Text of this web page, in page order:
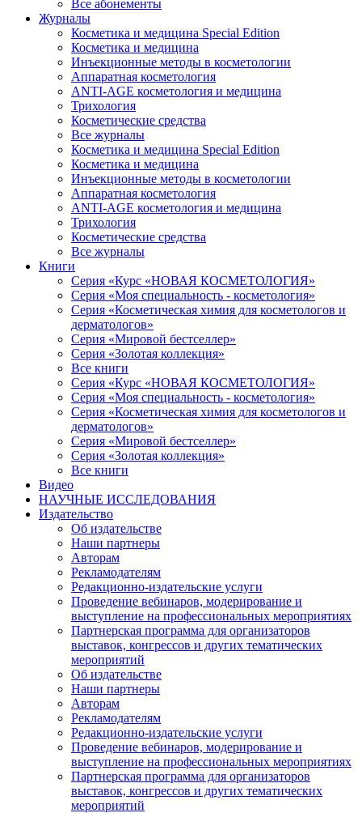
Все абонементы
Журналы
Косметика и медицина Special Edition
Косметика и медицина
Инъекционные методы в косметологии
Аппаратная косметология
ANTI-AGE косметология и медицина
Трихология
Косметические средства
Все журналы
Косметика и медицина Special Edition
Косметика и медицина
Инъекционные методы в косметологии
Аппаратная косметология
ANTI-AGE косметология и медицина
Трихология
Косметические средства
Все журналы
Книги
Серия «Курс «НОВАЯ КОСМЕТОЛОГИЯ»
Серия «Моя специальность - косметология»
Серия «Косметическая химия для косметологов и
дерматологов»
Серия «Мировой бестселлер»
Серия «Золотая коллекция»
Все книги
Серия «Курс «НОВАЯ КОСМЕТОЛОГИЯ»
Серия «Моя специальность - косметология»
Серия «Косметическая химия для косметологов и
дерматологов»
Серия «Мировой бестселлер»
Серия «Золотая коллекция»
Все книги
Видео
НАУЧНЫЕ ИССЛЕДОВАНИЯ
Издательство
Об издательстве
Наши партнеры
Авторам
Рекламодателям
Редакционно-издательские услуги
Проведение вебинаров, модерирование и
выступление на профессиональных мероприятиях
Партнерская программа для организаторов
выставок, конгрессов и других тематических
мероприятий
Об издательстве
Наши партнеры
Авторам
Рекламодателям
Редакционно-издательские услуги
Проведение вебинаров, модерирование и
выступление на профессиональных мероприятиях
Партнерская программа для организаторов
выставок, конгрессов и других тематических
мероприятий